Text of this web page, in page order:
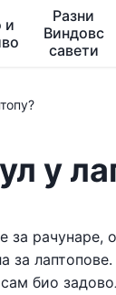
и
Разни
Виндовс
савети
у
за
био